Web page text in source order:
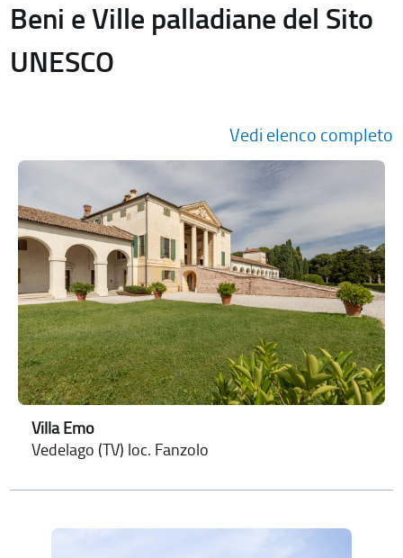
Beni e Ville palladiane del Sito
UNESCO
Vedi elenco completo
Villa Emo
Vedelago (TV) loc. Fanzolo